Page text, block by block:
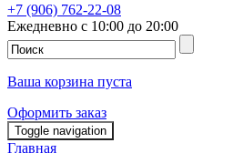
+7 (906) 762-22-08
Ежедневно с 10:00 до 20:00
Ваша корзина пуста
Оформить заказ
Toggle navigation
Главная